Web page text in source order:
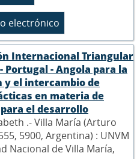
Internacional Triangular
Portugal - Angola para la
y el intercambio de
en materia de
el desarrollo
.- Villa María (Arturo
5900, Argentina) : UNVM
Nacional de Villa María,